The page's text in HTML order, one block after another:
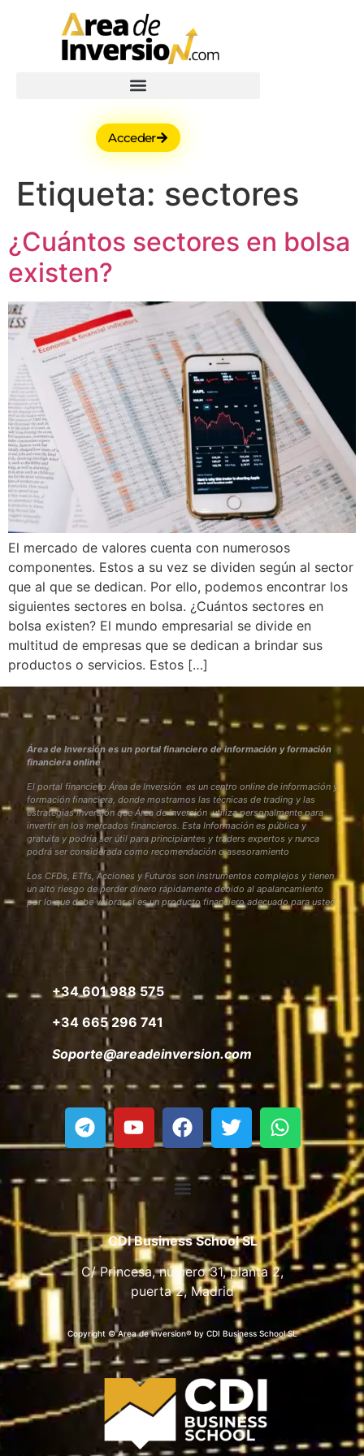
Acceder
Etiqueta: sectores
¿Cuántos sectores en bolsa
existen?
El mercado de valores cuenta con numerosos
componentes. Estos a su vez se dividen según al sector
que al que se dedican. Por ello, podemos encontrar los
siguientes sectores en bolsa. ¿Cuántos sectores en
bolsa existen? El mundo empresarial se divide en
multitud de empresas que se dedican a brindar sus
productos o servicios. Estos […]
Área de Inversión es un portal financiero de información y formación
financiera online
El portal financiero Área de Inversión es un centro online de información y
formación financiera, donde mostramos las técnicas de trading y las
estrategias inversión que Área de Inversión utiliza personalmente para
invertir en los mercados financieros. Esta Información es pública y
gratuita y podría ser útil para principiantes y traders expertos y nunca
podrá ser considerada como recomendación o asesoramiento
Los CFDs, ETfs, Acciones y Futuros son instrumentos complejos y tienen
un alto riesgo de perder dinero rápidamente debido al apalancamiento
por lo que debe valorar si es un producto financiero adecuado para usted
+34 601 988 575
+34 665 296 741
Soporte@areadeinversion.com
CDI Business School SL
C/ Princesa, número 31, planta 2,
puerta 2, Madrid
Copyright © Area de inversion® by CDI Business School SL